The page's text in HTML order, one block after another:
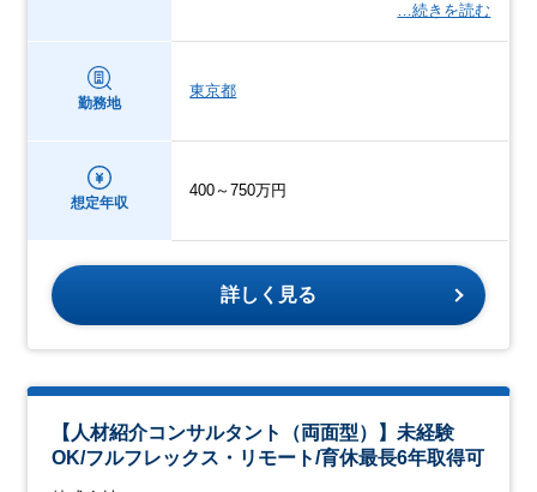
…続きを読む
勤務地
東京都
想定年収
400～750万円
詳しく見る
【人材紹介コンサルタント（両面型）】未経験
OK/フルフレックス・リモート/育休最長6年取得可